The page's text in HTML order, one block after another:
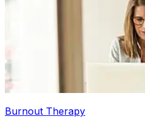
Burnout Therapy